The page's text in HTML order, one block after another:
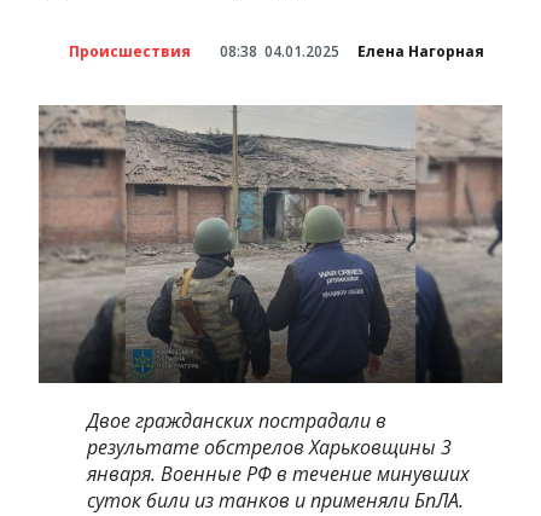
Происшествия 08:38 04.01.2025 Елена Нагорная
Двое гражданских пострадали в
результате обстрелов Харьковщины 3
января. Военные РФ в течение минувших
суток били из танков и применяли БпЛА.